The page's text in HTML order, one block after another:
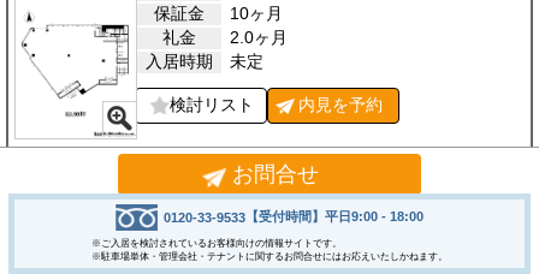
保証金
10ヶ月
礼金
2.0ヶ月
入居時期
未定
検討リスト 内見を予約
[021601] セントラル代官山
住所
渋谷区代官山町14-23
最寄駅
代官山駅5分
恵比寿駅9分
お問合せ
0120-33-9533 【受付時間】平日9:00 - 18:00
※ご入居を検討されているお客様向けの情報サイトです。
※駐車場単体・管理会社・テナントに関するお問合せにはお応えいたしかねます。